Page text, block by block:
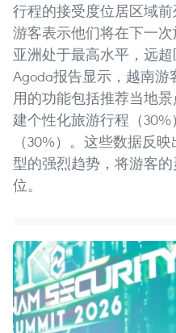
行程的接受度位居区域
游客表示他们将在下一
亚洲处于最高水平，远超
Agoda报告显示，越南游
用的功能包括推荐当地
建个性化旅游行程（
（30%）。这些数据反
型的强烈趋势，将游客
位。